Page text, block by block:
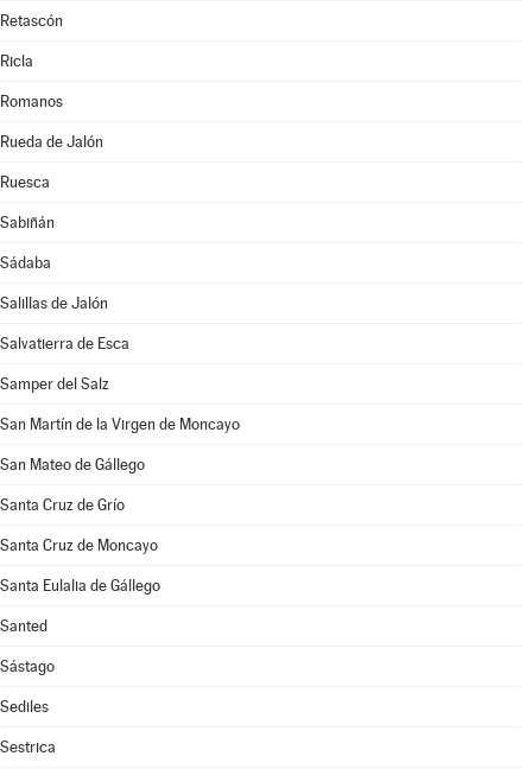
Retascón
Ricla
Romanos
Rueda de Jalón
Ruesca
Sabiñán
Sádaba
Salillas de Jalón
Salvatierra de Esca
Samper del Salz
San Martín de la Virgen de Moncayo
San Mateo de Gállego
Santa Cruz de Grío
Santa Cruz de Moncayo
Santa Eulalia de Gállego
Santed
Sástago
Sediles
Sestrica